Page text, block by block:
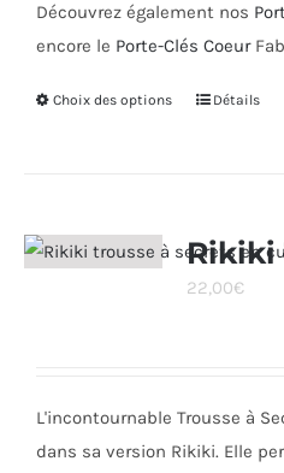
Découvrez également nos
encore le Porte-Clés Coeur
Choix des options
Ce
variations.
Les
choisies
sur
Détails
Rikiki
22,00€
L'incontournable Trousse à
dans sa version Rikiki. Elle